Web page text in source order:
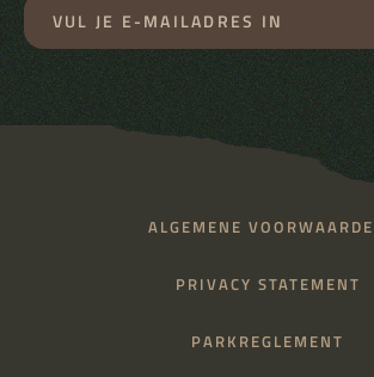
ALGEMENE
PRIVACY STATEMENT
PARKREGLEMENT